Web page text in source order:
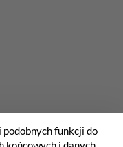
funkcji do